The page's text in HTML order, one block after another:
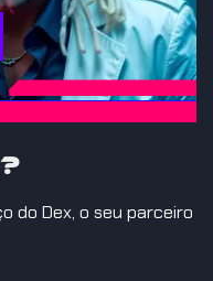
do Dex, o seu parceiro